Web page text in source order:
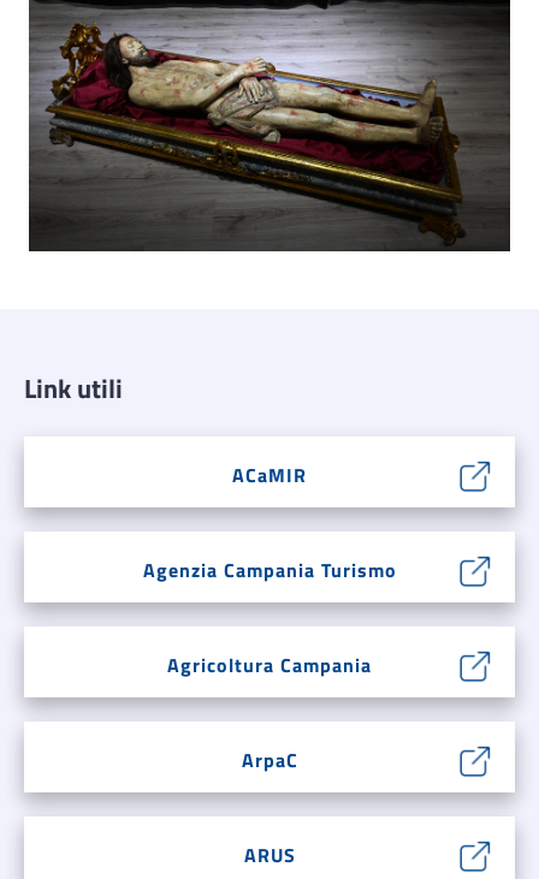
Link utili
ACaMIR
Agenzia Campania Turismo
Agricoltura Campania
ArpaC
ARUS